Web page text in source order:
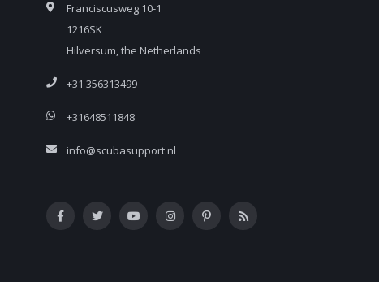
Franciscusweg 10-1
1216SK
Hilversum, the Netherlands
+31 356313499
+31648511848
info@scubasupport.nl